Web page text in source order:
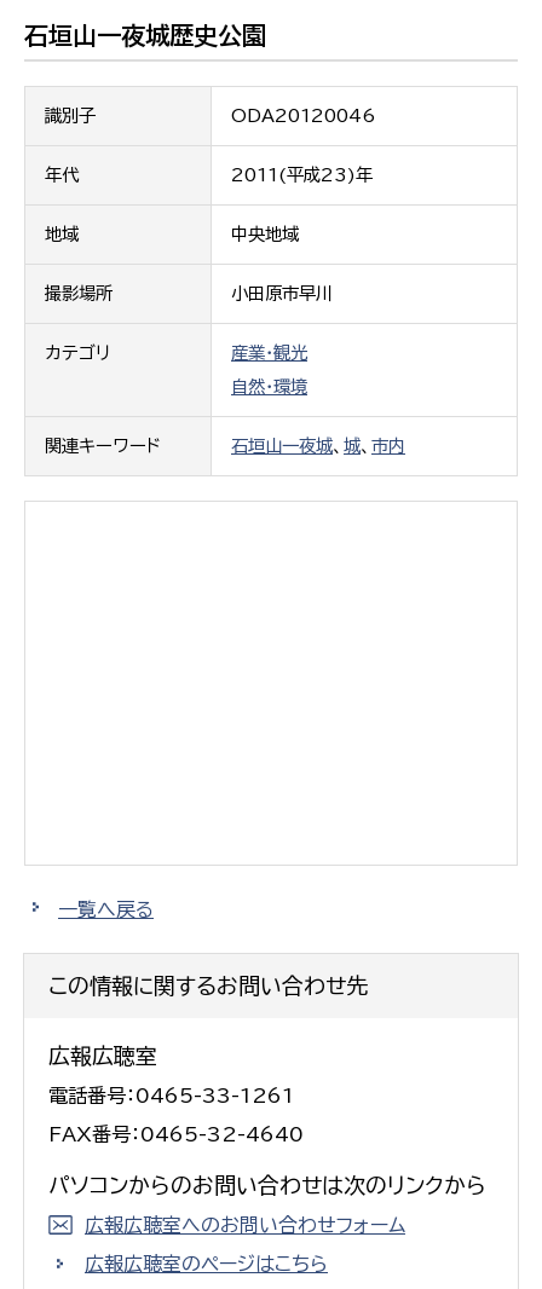
石垣山一夜城歴史公園
識別子 ODA20120046
年代 2011(平成23)年
地域 中央地域
撮影場所 小田原市早川
カテゴリ
産業・観光
自然・環境
関連キーワード 石垣山一夜城、 城、 市内
一覧へ戻る
この情報に関するお問い合わせ先
広報広聴室
電話番号：0465-33-1261
FAX番号：0465-32-4640
パソコンからのお問い合わせは次のリンクから
広報広聴室へのお問い合わせフォーム
広報広聴室のページはこちら